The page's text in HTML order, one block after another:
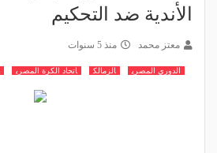
الأندية ضد التحكيم
معتز محمد منذ 5 سنوات
الدوري المصري الزمالك اتحاد الكرة المصري